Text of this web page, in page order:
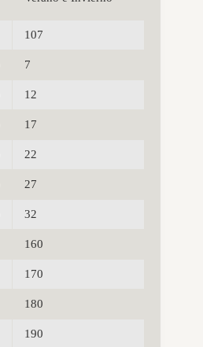
107
7
12
17
22
27
32
160
170
180
190